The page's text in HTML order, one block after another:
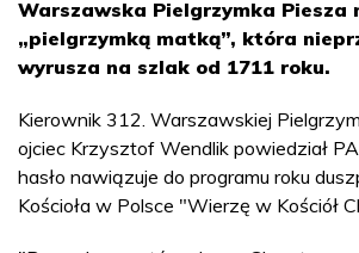
Warszawska Pielgrzymka Piesza
„pielgrzymką matką”, która
wyrusza na szlak od 1711 roku.
Kierownik 312. Warszawskiej
ojciec Krzysztof Wendlik powiedział
hasło nawiązuje do programu roku
Kościoła w Polsce "Wierzę w Kościół